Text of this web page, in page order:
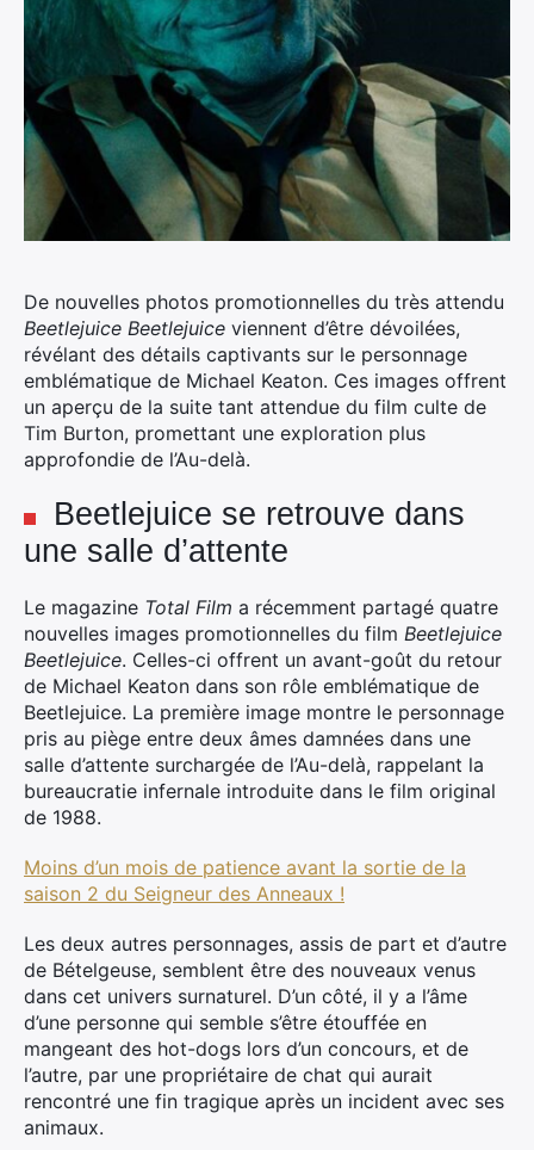
De nouvelles photos promotionnelles du très attendu
Beetlejuice Beetlejuice viennent d’être dévoilées,
révélant des détails captivants sur le personnage
emblématique de Michael Keaton. Ces images offrent
un aperçu de la suite tant attendue du film culte de
Tim Burton, promettant une exploration plus
approfondie de l’Au-delà.
Beetlejuice se retrouve dans
une salle d’attente
Le magazine Total Film a récemment partagé quatre
nouvelles images promotionnelles du film Beetlejuice
Beetlejuice. Celles-ci offrent un avant-goût du retour
de Michael Keaton dans son rôle emblématique de
Beetlejuice. La première image montre le personnage
pris au piège entre deux âmes damnées dans une
salle d’attente surchargée de l’Au-delà, rappelant la
bureaucratie infernale introduite dans le film original
de 1988.
Moins d’un mois de patience avant la sortie de la
saison 2 du Seigneur des Anneaux !
Les deux autres personnages, assis de part et d’autre
de Bételgeuse, semblent être des nouveaux venus
dans cet univers surnaturel. D’un côté, il y a l’âme
d’une personne qui semble s’être étouffée en
mangeant des hot-dogs lors d’un concours, et de
l’autre, par une propriétaire de chat qui aurait
rencontré une fin tragique après un incident avec ses
animaux.